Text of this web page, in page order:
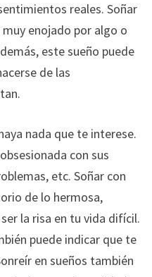
reales. Soñar
enojado por algo o
este sueño puede
de las
nada que te interese.
con sus
etc. Soñar con
de lo hermosa,
la risa en tu vida difícil.
puede indicar que te
en sueños también